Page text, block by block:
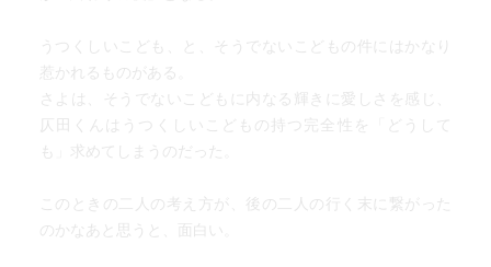
うつくしいこども、と、そうでないこどもの件にはかなり
惹かれるものがある。
さよは、そうでないこどもに内なる輝きに愛しさを感じ、
仄田くんはうつくしいこどもの持つ完全性を「どうして
も」求めてしまうのだった。
このときの二人の考え方が、後の二人の行く末に繋がった
のかなあと思うと、面白い。